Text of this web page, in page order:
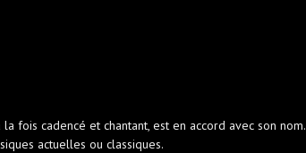
fois cadencé et chantant, est en accord avec son nom.
actuelles ou classiques.